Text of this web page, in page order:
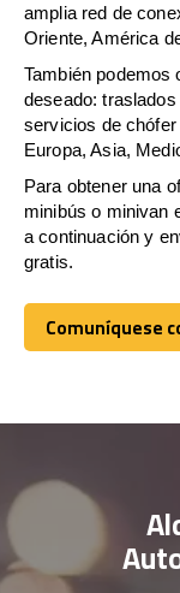
amplia red de
Oriente, América
También podemos
deseado:
servicios de
Europa, Asia,
Para obtener una
minibús o minivan
a continuación y
gratis.
Comuníquese
Comuníquese